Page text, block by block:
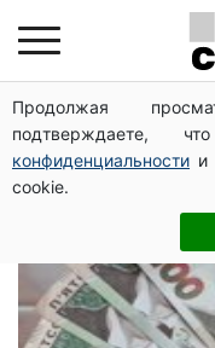
Продолжая
подтверждаете,
конфиденциальности и
cookie.
налоги